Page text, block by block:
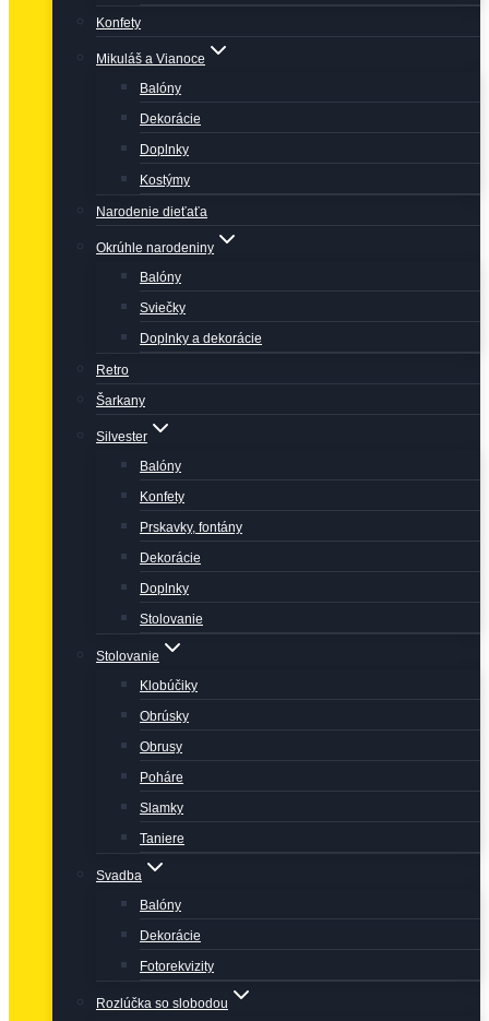
Konfety
Mikuláš a Vianoce
Balóny
Dekorácie
Doplnky
Kostýmy
Narodenie dieťaťa
Okrúhle narodeniny
Balóny
Sviečky
Doplnky a dekorácie
Retro
Šarkany
Silvester
Balóny
Konfety
Prskavky, fontány
Dekorácie
Doplnky
Stolovanie
Stolovanie
Klobúčiky
Obrúsky
Obrusy
Poháre
Slamky
Taniere
Svadba
Balóny
Dekorácie
Fotorekvizity
Rozlúčka so slobodou